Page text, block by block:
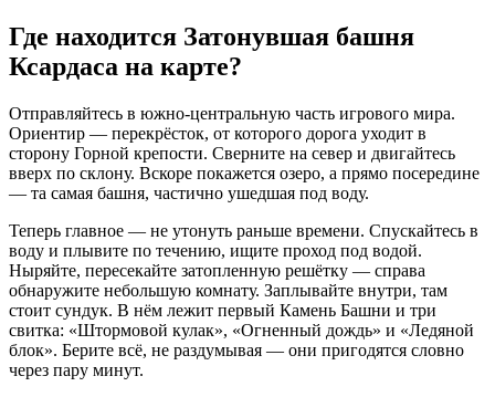
Где находится Затонувшая башня
Ксардаса на карте?
Отправляйтесь в южно-центральную часть игрового мира.
Ориентир — перекрёсток, от которого дорога уходит в
сторону Горной крепости. Сверните на север и двигайтесь
вверх по склону. Вскоре покажется озеро, а прямо посередине
— та самая башня, частично ушедшая под воду.
Теперь главное — не утонуть раньше времени. Спускайтесь в
воду и плывите по течению, ищите проход под водой.
Ныряйте, пересекайте затопленную решётку — справа
обнаружите небольшую комнату. Заплывайте внутри, там
стоит сундук. В нём лежит первый Камень Башни и три
свитка: «Штормовой кулак», «Огненный дождь» и «Ледяной
блок». Берите всё, не раздумывая — они пригодятся словно
через пару минут.